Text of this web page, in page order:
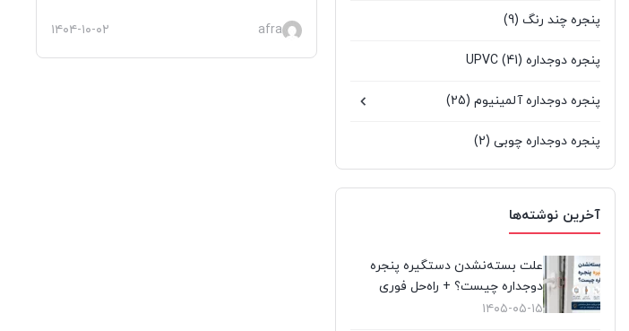
پنجره چند رنگ (9)
پنجره دوجداره UPVC (41)
پنجره دوجداره آلمینیوم (25)
پنجره دوجداره چوبی (2)
پنجره کشویی آلومینیومی
پنجره لیفت انداسلاید(2)
تعویض پنجره دوجداره
آخرین نوشته‌ها
علت بسته‌نشدن دستگیره پنجره
دوجداره چیست؟ + راه‌حل فوری
۱۴۰۵-۰۵-۱۵
afra ۱۴۰۴-۱۰-۰۲